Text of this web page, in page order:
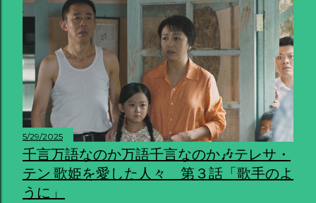
5/29/2025
千言万語なのか万語千言なのか🎶テレサ・
テン 歌姫を愛した人々 第３話「歌手のよ
うに」